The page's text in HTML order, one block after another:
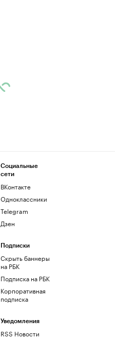
Социальные
сети
ВКонтакте
Одноклассники
Telegram
Дзен
Подписки
Скрыть баннеры
на РБК
Подписка на РБК
Корпоративная
подписка
Уведомления
RSS Новости